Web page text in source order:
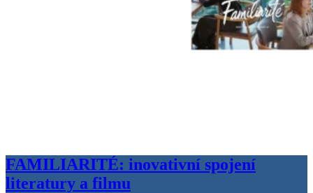
FAMILIARITÉ: inovativní spojení
literatury a filmu